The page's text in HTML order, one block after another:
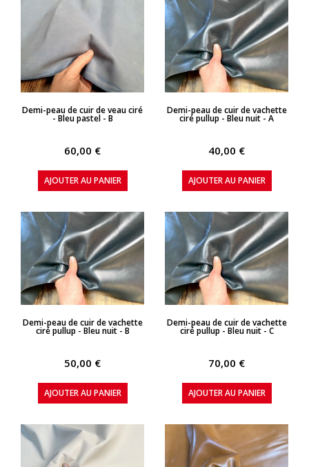
APERÇU RAPIDE
Demi-peau de cuir de veau ciré
- Bleu pastel - B
60,00 €
AJOUTER AU PANIER
APERÇU RAPIDE
Demi-peau de cuir de vachette
ciré pullup - Bleu nuit - A
40,00 €
AJOUTER AU PANIER
APERÇU RAPIDE
Demi-peau de cuir de vachette
ciré pullup - Bleu nuit - B
50,00 €
AJOUTER AU PANIER
APERÇU RAPIDE
Demi-peau de cuir de vachette
ciré pullup - Bleu nuit - C
70,00 €
AJOUTER AU PANIER